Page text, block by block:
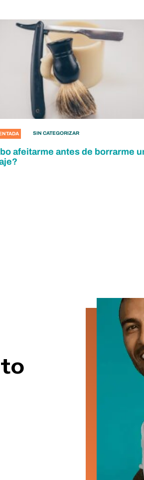
SIN CATEGORIZAR
afeitarme antes de borrarme